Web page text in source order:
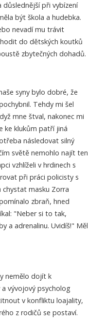
důslednější při vybízení
být škola a hudebka.
nevadí mu trávit
do dětských koutků
zbytečných dohadů.
syny bylo dobré, že
Tehdy mi šel
mne štval, nakonec mi
ke klukům patří jiná
následovat silný
světě nemohlo najít ten
vzhlíželi v hrdinech s
při práci policisty s
chystat masku Zorra
zbraň, hned
"Neber si to tak,
a adrenalinu. Uvidíš!" Měl
nemělo dojít k
vývojový psycholog
v konfliktu loajality,
z rodičů se postaví.